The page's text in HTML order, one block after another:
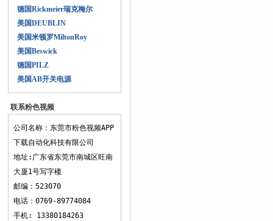
德国Rickmeier瑞克梅尔
美国DEUBLIN
美国米顿罗MiltonRoy
美国Beswick
德国PILZ
美国AB开关电源
联系粉色视频
APP下载
公司名称：东莞市粉色视频APP
下载自动化科技有限公司
地址:广东省东莞市南城区旺南
大厦1号写字楼
邮编：523070
电话：0769-89774084
手机: 13380184263